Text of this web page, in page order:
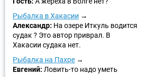
Рыбалка в Хакасии
Александр: На озере Иткуль водится
судак ? Это автор приврал. В
Хакасии судака нет.
Рыбалка на Пахре
Евгений: Ловить-то надо уметь